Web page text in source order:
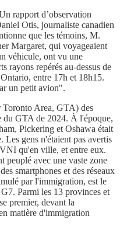
rapport d’observation
Otis, journaliste canadien
que les témoins, M.
Margaret, qui voyageaient
véhicule, ont vu une
rayons repérés au-dessus de
entre 17h et 18h15.
un petit avion".
Area, GTA) des
du GTA de 2024. À l'époque,
Pickering et Oshawa était
Les gens n'étaient pas avertis
qu'en ville, et entre eux.
peuplé avec une vaste zone
smartphones et des réseaux
par l'immigration, est le
Parmi les 13 provinces et
premier, devant la
matière d'immigration